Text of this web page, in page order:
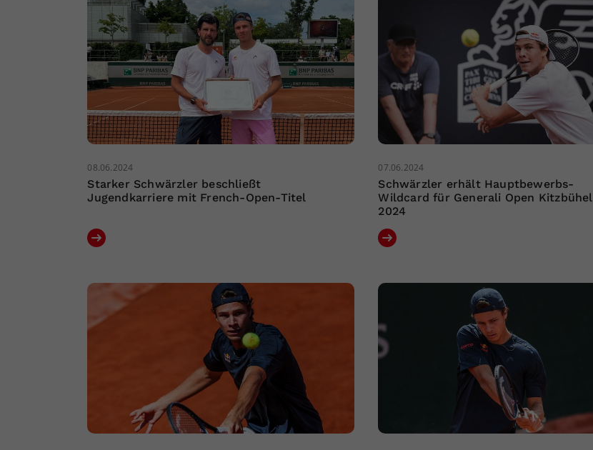
08.06.2024
Starker Schwärzler beschließt
Jugendkarriere mit French-Open-Titel
07.06.2024
Schwärzler erhält Hauptbewerbs-
Wildcard für Generali Open Kitzbühel
2024